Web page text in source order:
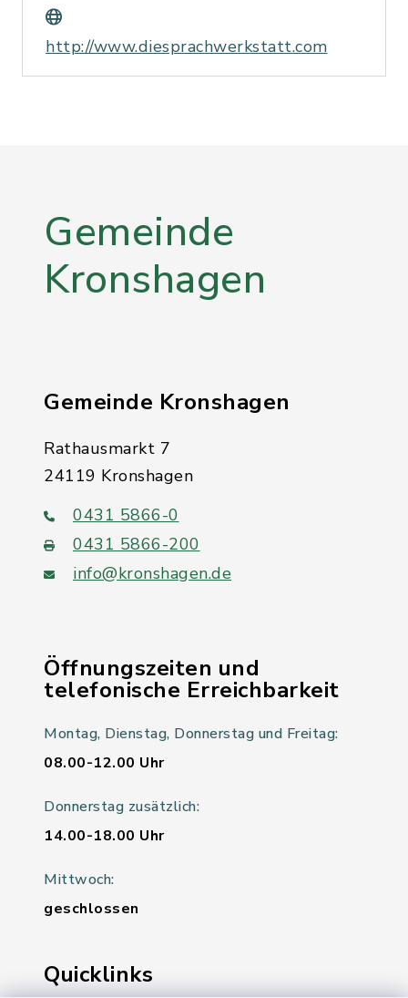
http://www.diesprachwerkstatt.com
Gemeinde
Kronshagen
Gemeinde Kronshagen
Rathausmarkt 7
24119 Kronshagen
0431 5866-0
0431 5866-200
info@kronshagen.de
Öffnungszeiten und
telefonische Erreichbarkeit
Montag, Dienstag, Donnerstag und Freitag:
08.00-12.00 Uhr
Donnerstag zusätzlich:
14.00-18.00 Uhr
Mittwoch:
geschlossen
Quicklinks